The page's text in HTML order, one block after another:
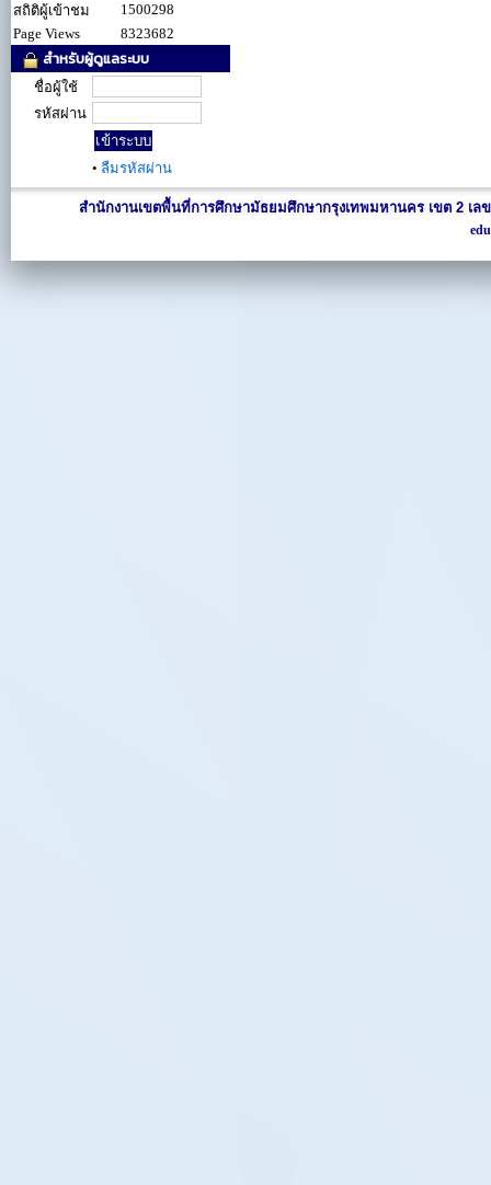
สถิติผู้เข้าชม
1500298
Page Views
8323682
สำหรับผู้ดูแลระบบ
ชื่อผู้ใช้
รหัสผ่าน
• ลืมรหัสผ่าน
สำนักงานเขตพื้นที่การศึกษามัธยมศึกษากรุงเทพมหานคร เขต 2 เล